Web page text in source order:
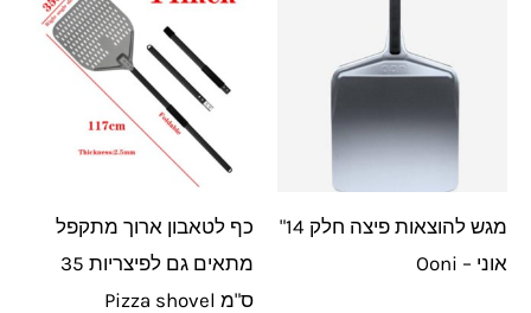
מגש להוצאות פיצה חלק 14"
אוני – Ooni
כף לטאבון ארוך מתקפל
מתאים גם לפיצריות 35
ס"מ Pizza shovel